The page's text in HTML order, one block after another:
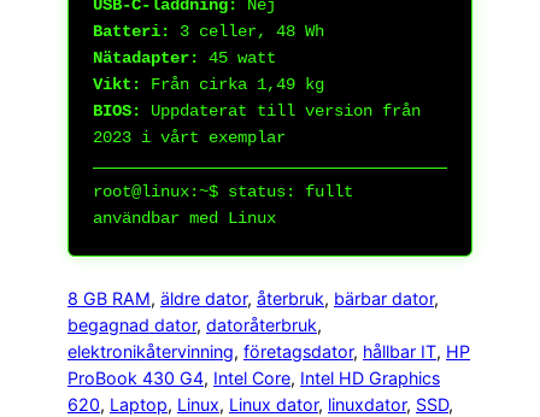
USB-C-laddning:
Nej
Batteri:
3 celler, 48 Wh
Nätadapter:
45 watt
Vikt:
Från cirka 1,49 kg
BIOS:
Uppdaterat till version från
2023 i vårt exemplar
root@linux:~$ status: fullt
användbar med Linux
8 GB RAM, äldre dator, återbruk, bärbar dator
begagnad dator, datoråterbruk
elektronikåtervinning, företagsdator, hållbar IT, HP
ProBook 430 G4, Intel Core, Intel HD Graphics
620, Laptop, Linux, Linux dator, linuxdator, SSD